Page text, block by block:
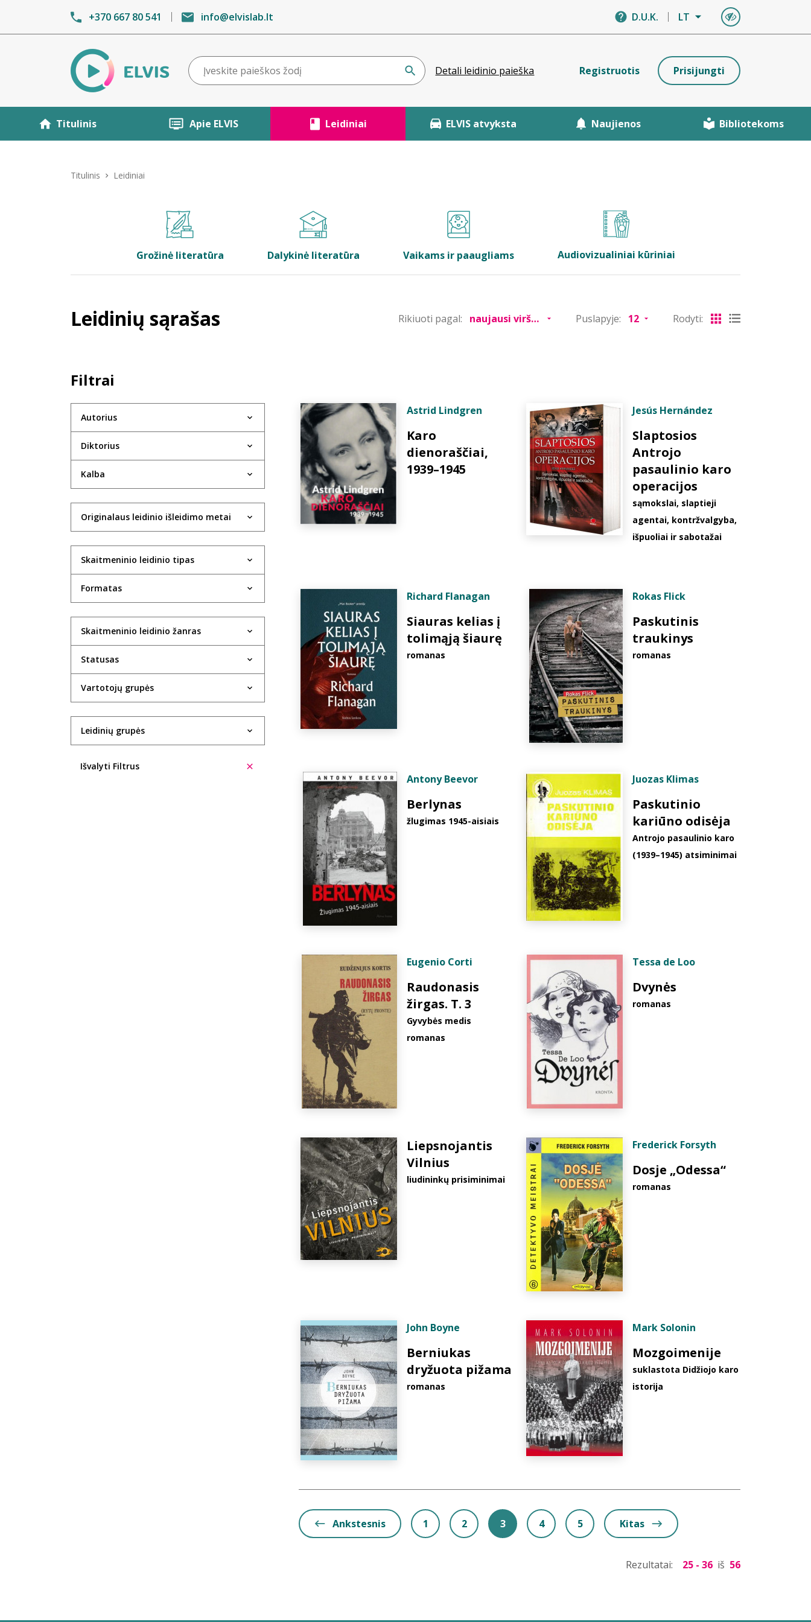
+370 667 80 541 info@elvislab.lt D.U.K. LT
Detali leidinio paieška Registruotis Prisijungti
Titulinis Apie ELVIS Leidiniai ELVIS atvyksta Naujienos Bibliotekoms
Titulinis Leidiniai
Grožinė literatūra Dalykinė literatūra Vaikams ir paaugliams Audiovizualiniai kūriniai
Leidinių sąrašas Rikiuoti pagal: Puslapyje: Rodyti:
Filtrai
Autorius
Diktorius
Kalba
Originalaus leidinio išleidimo metai
Skaitmeninio leidinio tipas
Formatas
Skaitmeninio leidinio žanras
Statusas
Vartotojų grupės
Leidinių grupės
Išvalyti Filtrus
Astrid Lindgren
Karo
dienoraščiai,
1939–1945
Jesús Hernández
Slaptosios
Antrojo
pasaulinio karo
operacijos
sąmokslai, slaptieji
agentai, kontržvalgyba,
išpuoliai ir sabotažai
Richard Flanagan
Siauras kelias į
tolimąją šiaurę
romanas
Rokas Flick
Paskutinis
traukinys
romanas
Antony Beevor
Berlynas
žlugimas 1945-aisiais
Juozas Klimas
Paskutinio
kariūno odisėja
Antrojo pasaulinio karo
(1939–1945) atsiminimai
Eugenio Corti
Raudonasis
žirgas. T. 3
Gyvybės medis
romanas
Tessa de Loo
Dvynės
romanas
Liepsnojantis
Vilnius
liudininkų prisiminimai
Frederick Forsyth
Dosje „Odessa“
romanas
John Boyne
Berniukas
dryžuota pižama
romanas
Mark Solonin
Mozgoimenije
suklastota Didžiojo karo
istorija
Ankstesnis 1 2 3 4 5 Kitas
Rezultatai: 25 - 36 iš 56